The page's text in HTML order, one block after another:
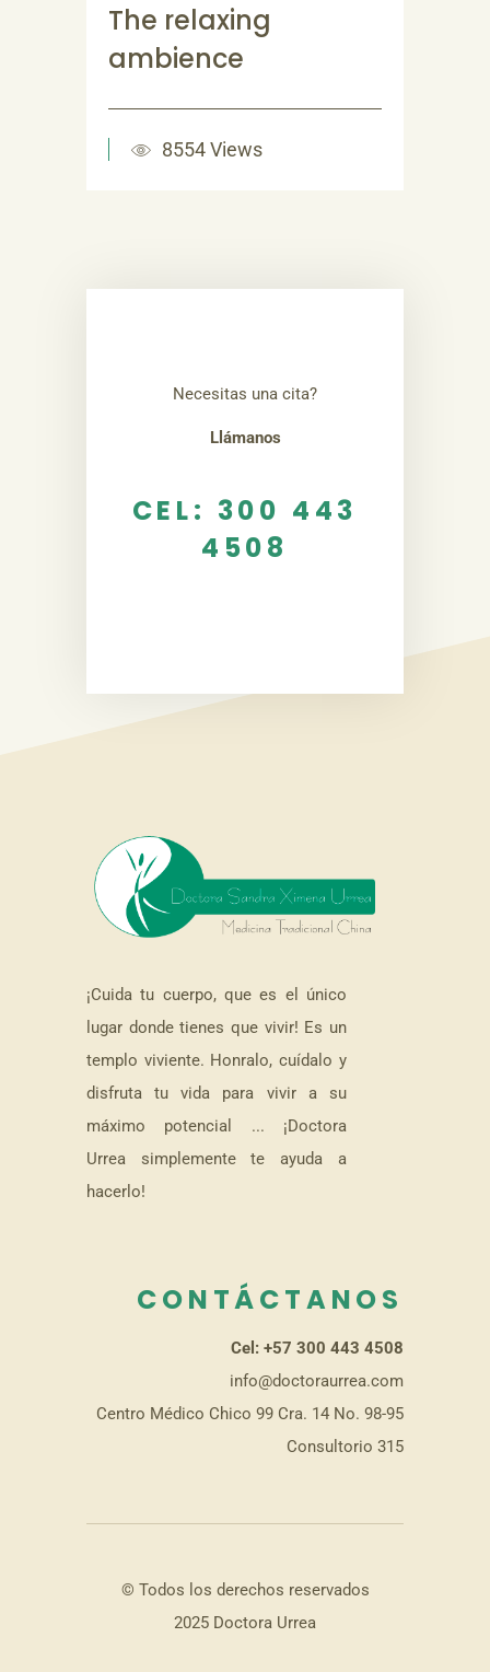
The relaxing
ambience
8554 Views
Necesitas una cita?
Llámanos
CEL: 300 443
4508
¡Cuida tu cuerpo, que es el único
lugar donde tienes que vivir! Es un
templo viviente. Honralo, cuídalo y
disfruta tu vida para vivir a su
máximo potencial ... ¡Doctora
Urrea simplemente te ayuda a
hacerlo!
CONTÁCTANOS
Cel: +57 300 443 4508
info@doctoraurrea.com
Centro Médico Chico 99 Cra. 14 No. 98-95
Consultorio 315
© Todos los derechos reservados
2025 Doctora Urrea